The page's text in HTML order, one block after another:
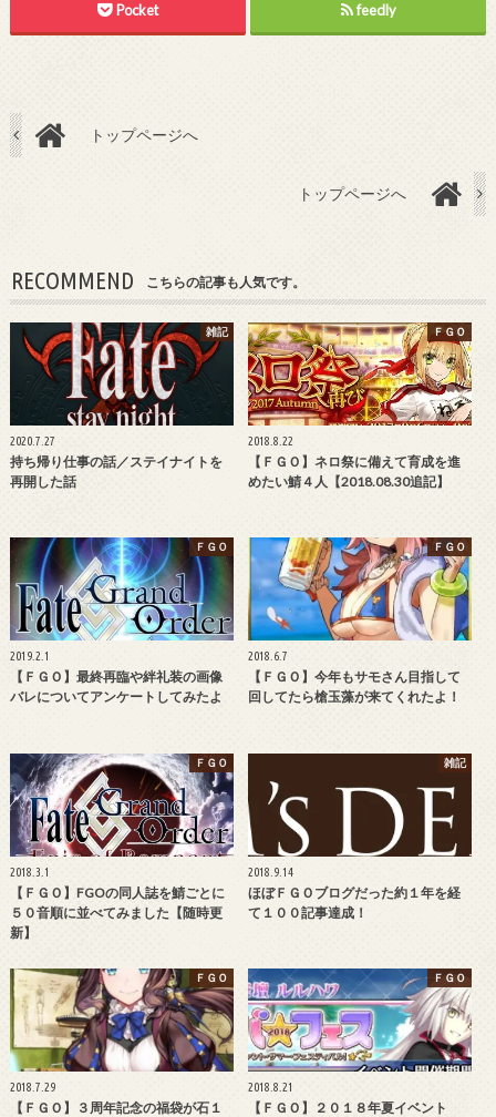
Pocket feedly
トップページへ
トップページへ
RECOMMEND こちらの記事も人気です。
雑記
2020.7.27
持ち帰り仕事の話／ステイナイトを
再開した話
ＦＧＯ
2018.8.22
【ＦＧＯ】ネロ祭に備えて育成を進
めたい鯖４人【2018.08.30追記】
ＦＧＯ
2019.2.1
【ＦＧＯ】最終再臨や絆礼装の画像
バレについてアンケートしてみたよ
ＦＧＯ
2018.6.7
【ＦＧＯ】今年もサモさん目指して
回してたら槍玉藻が来てくれたよ！
ＦＧＯ
2018.3.1
【ＦＧＯ】FGOの同人誌を鯖ごとに
５０音順に並べてみました【随時更
新】
雑記
2018.9.14
ほぼＦＧＯブログだった約１年を経
て１００記事達成！
ＦＧＯ
2018.7.29
【ＦＧＯ】３周年記念の福袋が石１
ＦＧＯ
2018.8.21
【ＦＧＯ】２０１８年夏イベント